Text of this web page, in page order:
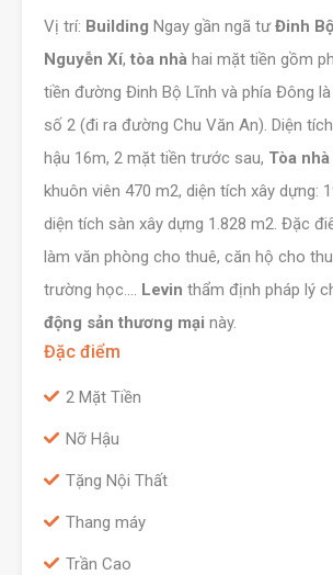
Vị trí: Building Ngay gần ngã tưĐinh
Nguyễn Xí, tòa nhà hai mặt tiền gồm
tiền đường Đinh Bộ Lĩnh và phía Đông
số 2 (đi ra đường Chu Văn An). Diện
hậu 16m, 2 mặt tiền trước sau, Tòa nhà
khuôn viên 470 m2, diện tích xây dựng:
diện tích sàn xây dựng 1.828 m2. Đặc
làm văn phòng cho thuê, căn hộ cho
trường học…. Levin thẩm định pháp lý
động sản thương mại này.
Đặc điểm
2 Mặt Tiền
Nỡ Hậu
Tặng Nội Thất
Thang máy
Trần Cao